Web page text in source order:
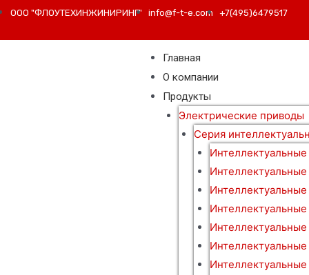
ООО "ФЛОУТЕХИНЖИНИРИНГ" info@f-t-e.com +7(495)6479517
Главная
О компании
Продукты
Электрические приводы
Серия